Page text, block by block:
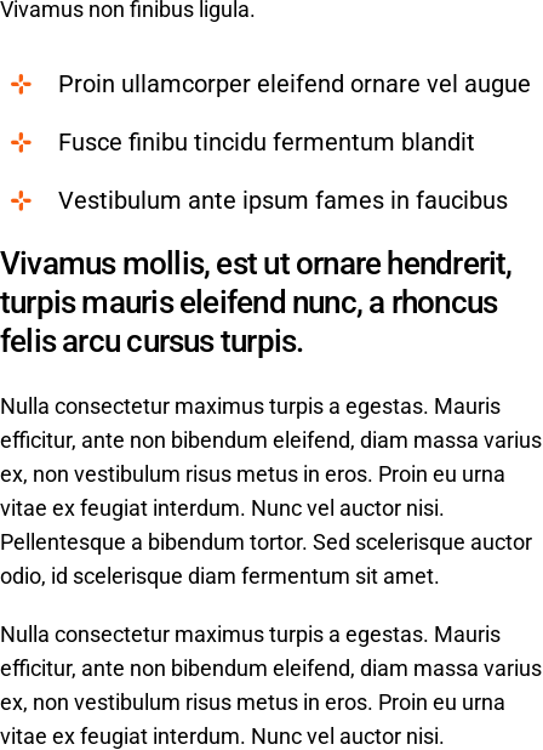
Vivamus non finibus ligula.
Proin ullamcorper eleifend ornare vel augue
Fusce finibu tincidu fermentum blandit
Vestibulum ante ipsum fames in faucibus
Vivamus mollis, est ut ornare hendrerit,
turpis mauris eleifend nunc, a rhoncus
felis arcu cursus turpis.
Nulla consectetur maximus turpis a egestas. Mauris
efficitur, ante non bibendum eleifend, diam massa varius
ex, non vestibulum risus metus in eros. Proin eu urna
vitae ex feugiat interdum. Nunc vel auctor nisi.
Pellentesque a bibendum tortor. Sed scelerisque auctor
odio, id scelerisque diam fermentum sit amet.
Nulla consectetur maximus turpis a egestas. Mauris
efficitur, ante non bibendum eleifend, diam massa varius
ex, non vestibulum risus metus in eros. Proin eu urna
vitae ex feugiat interdum. Nunc vel auctor nisi.